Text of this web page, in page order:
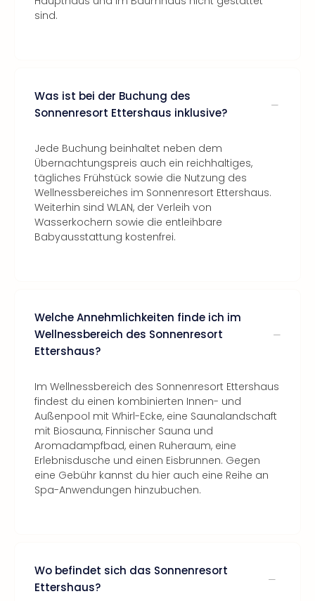
sind.
Was ist bei der Buchung des
Sonnenresort Ettershaus inklusive?
Jede Buchung beinhaltet neben dem
Übernachtungspreis auch ein reichhaltiges,
tägliches Frühstück sowie die Nutzung des
Wellnessbereiches im Sonnenresort Ettershaus.
Weiterhin sind WLAN, der Verleih von
Wasserkochern sowie die entleihbare
Babyausstattung kostenfrei.
Welche Annehmlichkeiten finde ich im
Wellnessbereich des Sonnenresort
Ettershaus?
Im Wellnessbereich des Sonnenresort Ettershaus
findest du einen kombinierten Innen- und
Außenpool mit Whirl-Ecke, eine Saunalandschaft
mit Biosauna, Finnischer Sauna und
Aromadampfbad, einen Ruheraum, eine
Erlebnisdusche und einen Eisbrunnen. Gegen
eine Gebühr kannst du hier auch eine Reihe an
Spa-Anwendungen hinzubuchen.
Wo befindet sich das Sonnenresort
Ettershaus?